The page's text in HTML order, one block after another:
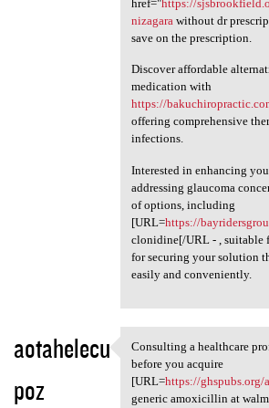
href="https://
nizagara without dr
save on the prescription.
Discover affordable
medication with
https://
offering comprehensive
infections.
Interested in enhancing
addressing glaucoma
of options, including
[URL=https://
clonidine[/URL - , suitable
for securing your solution
easily and conveniently.
aotahelecu
poz
Consulting a
Consulting a healthcare
before you acquire
[URL=https://
generic amoxicillin at